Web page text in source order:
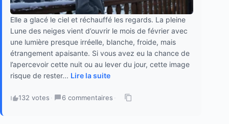
Elle a glacé le ciel et réchauffé les regards. La pleine
Lune des neiges vient d’ouvrir le mois de février avec
une lumière presque irréelle, blanche, froide, mais
étrangement apaisante. Si vous avez eu la chance de
l’apercevoir cette nuit ou au lever du jour, cette image
risque de rester... Lire la suite
132 votes · 6 commentaires ·